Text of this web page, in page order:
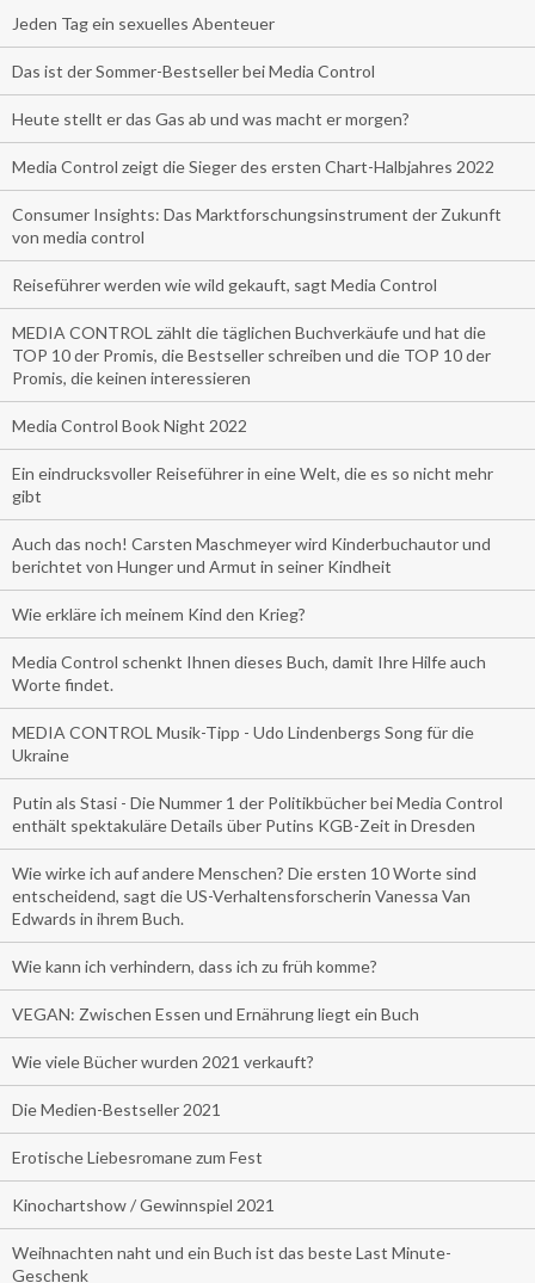
Jeden Tag ein sexuelles Abenteuer
Das ist der Sommer-Bestseller bei Media Control
Heute stellt er das Gas ab und was macht er morgen?
Media Control zeigt die Sieger des ersten Chart-Halbjahres 2022
Consumer Insights: Das Marktforschungsinstrument der Zukunft
von media control
Reiseführer werden wie wild gekauft, sagt Media Control
MEDIA CONTROL zählt die täglichen Buchverkäufe und hat die
TOP 10 der Promis, die Bestseller schreiben und die TOP 10 der
Promis, die keinen interessieren
Media Control Book Night 2022
Ein eindrucksvoller Reiseführer in eine Welt, die es so nicht mehr
gibt
Auch das noch! Carsten Maschmeyer wird Kinderbuchautor und
berichtet von Hunger und Armut in seiner Kindheit
Wie erkläre ich meinem Kind den Krieg?
Media Control schenkt Ihnen dieses Buch, damit Ihre Hilfe auch
Worte findet.
MEDIA CONTROL Musik-Tipp - Udo Lindenbergs Song für die
Ukraine
Putin als Stasi - Die Nummer 1 der Politikbücher bei Media Control
enthält spektakuläre Details über Putins KGB-Zeit in Dresden
Wie wirke ich auf andere Menschen? Die ersten 10 Worte sind
entscheidend, sagt die US-Verhaltensforscherin Vanessa Van
Edwards in ihrem Buch.
Wie kann ich verhindern, dass ich zu früh komme?
VEGAN: Zwischen Essen und Ernährung liegt ein Buch
Wie viele Bücher wurden 2021 verkauft?
Die Medien-Bestseller 2021
Erotische Liebesromane zum Fest
Kinochartshow / Gewinnspiel 2021
Weihnachten naht und ein Buch ist das beste Last Minute-
Geschenk